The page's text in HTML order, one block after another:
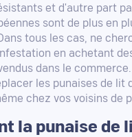
et d'autre part
sont de plus en
tous les cas, ne
en achetant
dans le
les punaises de lit
chez vos voisins de
la punaise de